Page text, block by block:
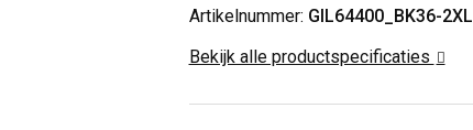
Artikelnummer: GIL64400_BK36-2XL
Bekijk alle productspecificaties